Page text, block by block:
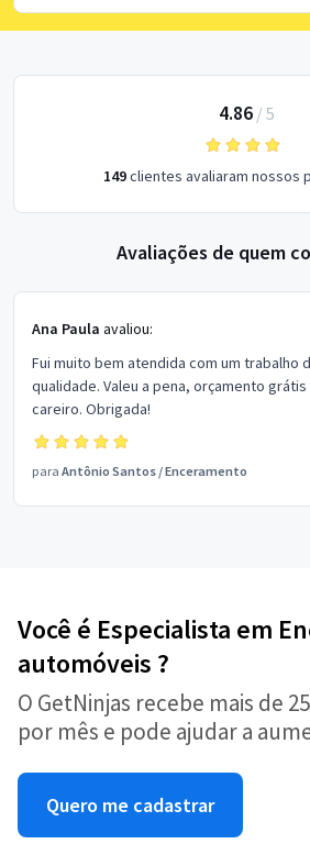
4.86/ 5
149clientes avaliaram nossos
Avaliações de quem
Ana Paula avaliou:
Fui muito bem atendida com um trabalho
qualidade. Valeu a pena, orçamento grátis
careiro. Obrigada!
para Antônio Santos /Enceramento
Você é Especialista em
automóveis ?
O GetNinjas recebe mais de
por mês e pode ajudar a
Quero me cadastrar